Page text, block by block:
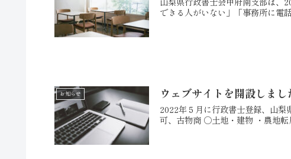
できる人がいない」「事務所に電
お知らせ ウェブサイトを開設しまし
2022年５月に行政書士登録、山
可、古物商 ○土地・建物 ・農地